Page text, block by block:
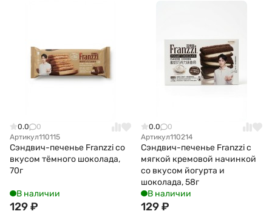
0.0
0
Артикул110115
Сэндвич-печенье Franzzi со
вкусом тёмного шоколада,
70г
В наличии
129₽
0.0
0
Артикул110214
Сэндвич-печенье Franzzi с
мягкой кремовой начинкой
со вкусом йогурта и
шоколада, 58г
В наличии
129₽